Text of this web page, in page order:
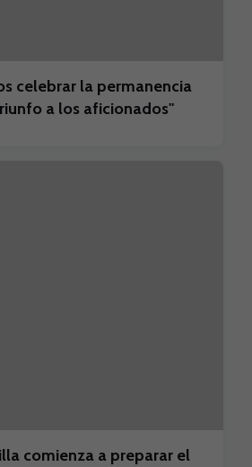
a los aficionados"
comienza a preparar el